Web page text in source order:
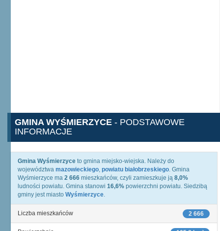
GMINA WYŚMIERZYCE - PODSTAWOWE
INFORMACJE
Gmina Wyśmierzyce to gmina miejsko-wiejska. Należy do
województwa mazowieckiego, powiatu białobrzeskiego. Gmina
Wyśmierzyce ma 2 666 mieszkańców, czyli zamieszkuje ją 8,0%
ludności powiatu. Gmina stanowi 16,6% powierzchni powiatu. Siedzibą
gminy jest miasto Wyśmierzyce.
2 666
Liczba mieszkańców